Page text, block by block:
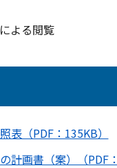
よる閲覧
（PDF：135KB）
画書（案）（PDF：